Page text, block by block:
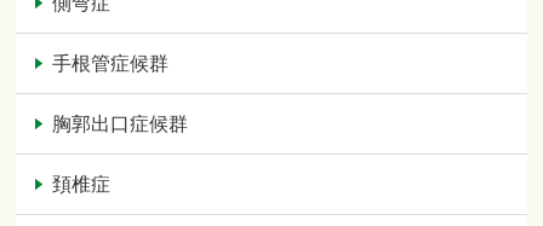
手根管症候群
胸郭出口症候群
頚椎症